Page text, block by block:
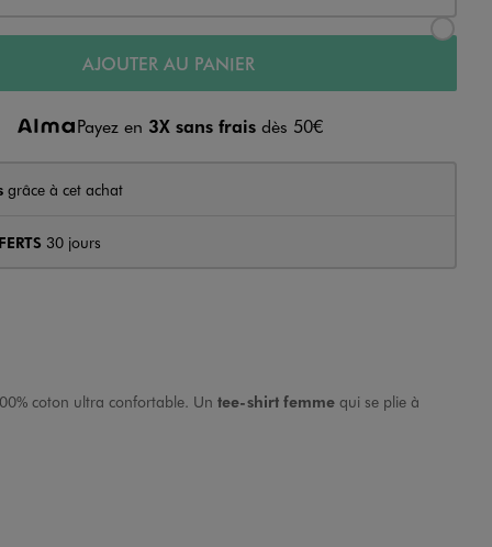
AJOUTER AU PANIER
Payez en 3X sans fraisdès 50€
grâce à cet achat
30 jours
coton ultra confortable. Un tee-shirt femme qui se plie à